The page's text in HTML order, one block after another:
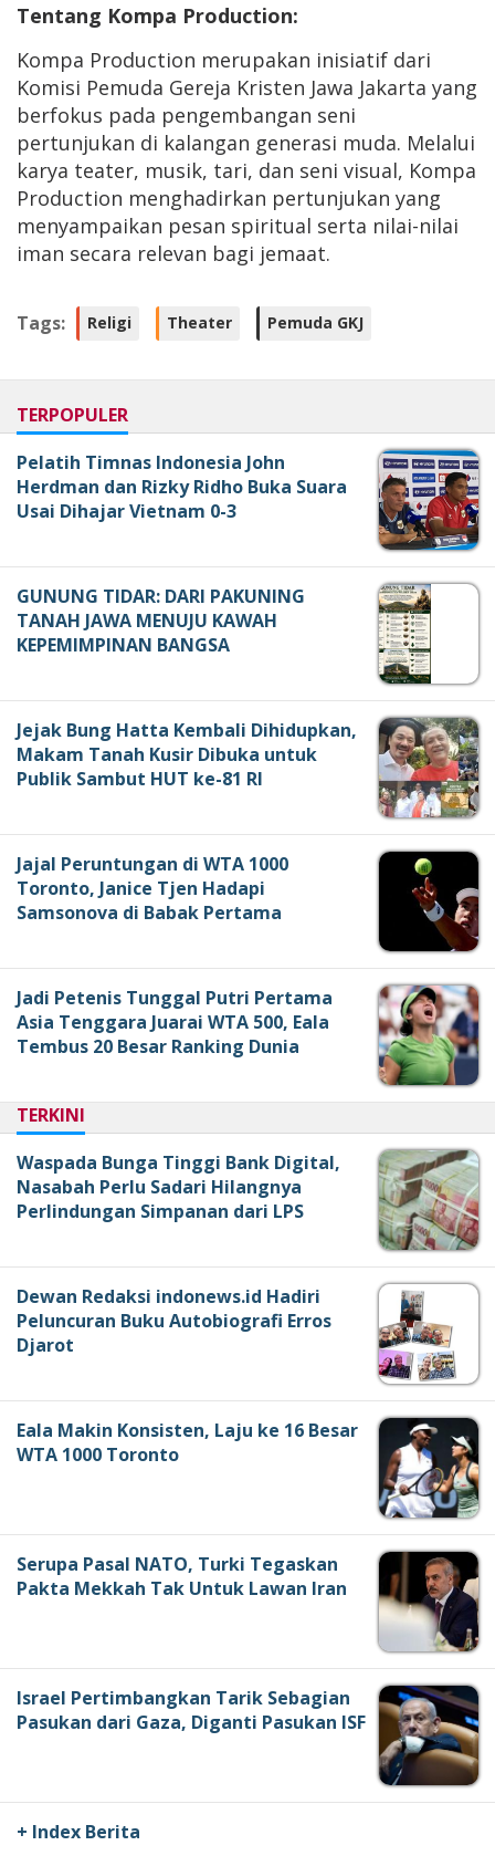
Tentang Kompa Production:
Kompa Production merupakan inisiatif dari
Komisi Pemuda Gereja Kristen Jawa Jakarta yang
berfokus pada pengembangan seni
pertunjukan di kalangan generasi muda. Melalui
karya teater, musik, tari, dan seni visual, Kompa
Production menghadirkan pertunjukan yang
menyampaikan pesan spiritual serta nilai-nilai
iman secara relevan bagi jemaat.
Tags: Religi Theater Pemuda GKJ
TERPOPULER
Pelatih Timnas Indonesia John
Herdman dan Rizky Ridho Buka Suara
Usai Dihajar Vietnam 0-3
GUNUNG TIDAR: DARI PAKUNING
TANAH JAWA MENUJU KAWAH
KEPEMIMPINAN BANGSA
Jejak Bung Hatta Kembali Dihidupkan,
Makam Tanah Kusir Dibuka untuk
Publik Sambut HUT ke-81 RI
Jajal Peruntungan di WTA 1000
Toronto, Janice Tjen Hadapi
Samsonova di Babak Pertama
Jadi Petenis Tunggal Putri Pertama
Asia Tenggara Juarai WTA 500, Eala
Tembus 20 Besar Ranking Dunia
TERKINI
Waspada Bunga Tinggi Bank Digital,
Nasabah Perlu Sadari Hilangnya
Perlindungan Simpanan dari LPS
Dewan Redaksi indonews.id Hadiri
Peluncuran Buku Autobiografi Erros
Djarot
Eala Makin Konsisten, Laju ke 16 Besar
WTA 1000 Toronto
Serupa Pasal NATO, Turki Tegaskan
Pakta Mekkah Tak Untuk Lawan Iran
Israel Pertimbangkan Tarik Sebagian
Pasukan dari Gaza, Diganti Pasukan ISF
+ Index Berita